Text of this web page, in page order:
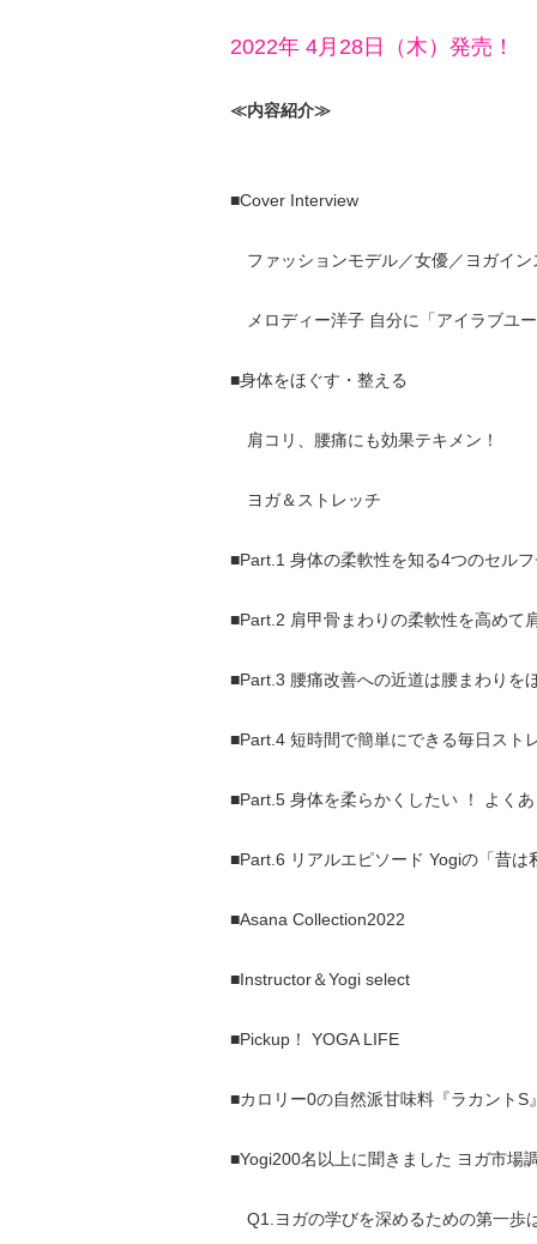
2022年 4月28日（木）発売！
≪内容紹介≫
■Cover Interview
ファッションモデル／女優／ヨガイン
メロディー洋子 自分に「アイラブユ
■身体をほぐす・整える
肩コリ、腰痛にも効果テキメン！
ヨガ＆ストレッチ
■Part.1 身体の柔軟性を知る4つのセル
■Part.2 肩甲骨まわりの柔軟性を高めて
■Part.3 腰痛改善への近道は腰まわりを
■Part.4 短時間で簡単にできる毎日スト
■Part.5 身体を柔らかくしたい ！ よく
■Part.6 リアルエピソード Yogiの「昔は
■Asana Collection2022
■Instructor＆Yogi select
■Pickup！ YOGA LIFE
■カロリー0の自然派甘味料『ラカントS
■Yogi200名以上に聞きました ヨガ市場
Q1.ヨガの学びを深めるための第一歩